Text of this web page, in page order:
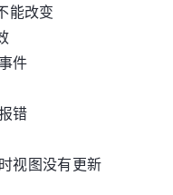
能改变
件
错
视图没有更新